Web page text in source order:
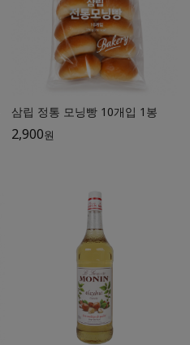
삼립 정통 모닝빵 10개입 1봉
2,900원